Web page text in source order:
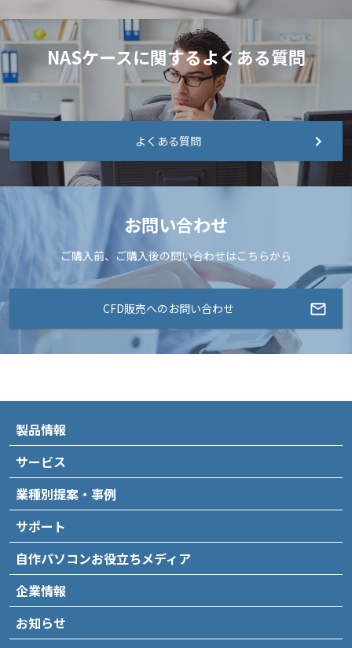
NASケースに関するよくある質問
よくある質問
お問い合わせ
ご購入前、ご購入後の問い合わせはこちらから
CFD販売へのお問い合わせ
製品情報
サービス
業種別提案・事例
サポート
自作パソコンお役立ちメディア
企業情報
お知らせ